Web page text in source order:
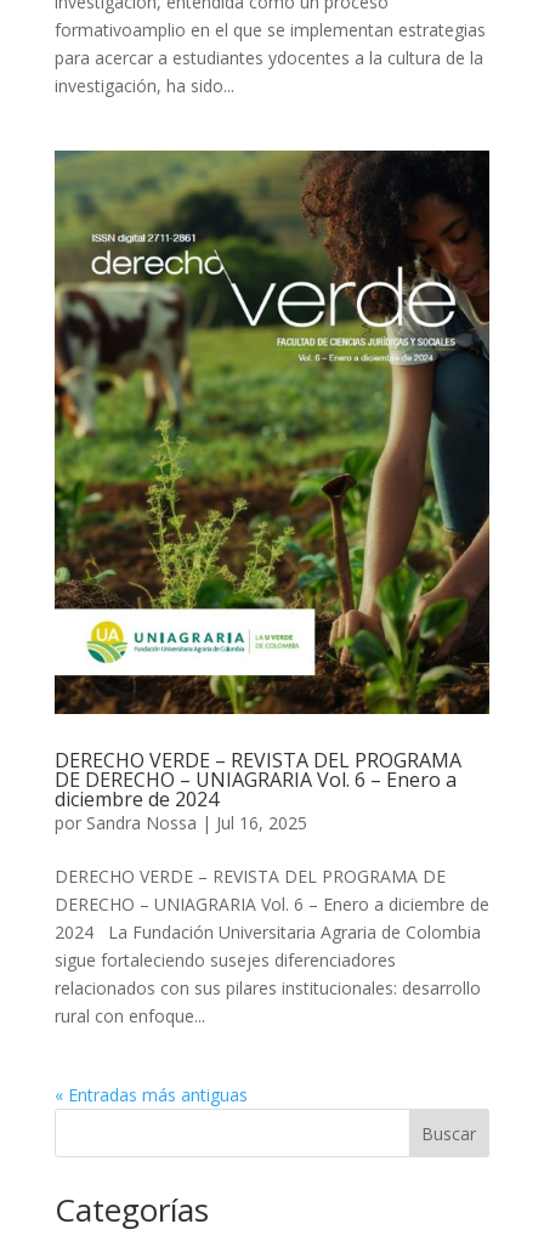
formativoamplio en el que se implementan estrategias
para acercar a estudiantes ydocentes a la cultura de la
investigación, ha sido...
DERECHO VERDE – REVISTA DEL PROGRAMA
DE DERECHO – UNIAGRARIA Vol. 6 – Enero a
diciembre de 2024
por Sandra Nossa | Jul 16, 2025
DERECHO VERDE – REVISTA DEL PROGRAMA DE
DERECHO – UNIAGRARIA Vol. 6 – Enero a diciembre de
2024 La Fundación Universitaria Agraria de Colombia
sigue fortaleciendo susejes diferenciadores
relacionados con sus pilares institucionales: desarrollo
rural con enfoque...
« Entradas más antiguas
Buscar
Categorías